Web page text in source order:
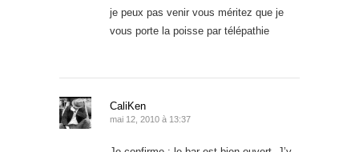
je peux pas venir vous méritez que je
vous porte la poisse par télépathie
CaliKen
mai 12, 2010 à 13:37